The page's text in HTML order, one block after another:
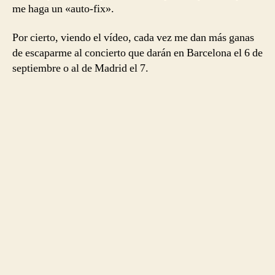
me haga un «auto-fix».
Por cierto, viendo el vídeo, cada vez me dan más ganas
de escaparme al concierto que darán en Barcelona el 6 de
septiembre o al de Madrid el 7.